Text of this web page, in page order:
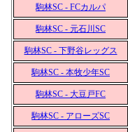
駒林SC - FCカルパ
駒林SC - 元石川SC
駒林SC - 下野谷レッグス
駒林SC - 本牧少年SC
駒林SC - 大豆戸FC
駒林SC - アローズSC